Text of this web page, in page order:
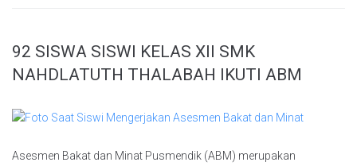
92 SISWA SISWI KELAS XII SMK
NAHDLATUTH THALABAH IKUTI ABM
Asesmen Bakat dan Minat Pusmendik (ABM) merupakan